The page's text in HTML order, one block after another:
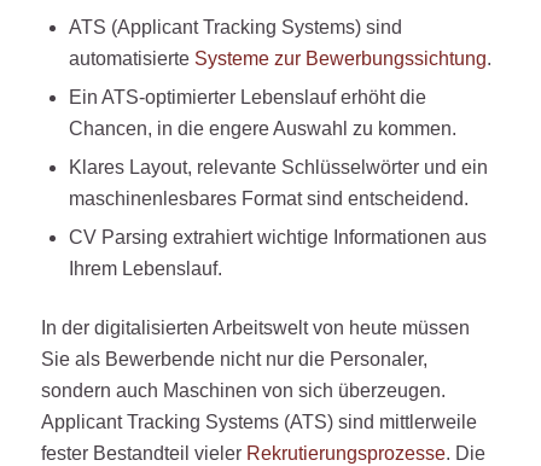
ATS (Applicant Tracking Systems) sind
automatisierte Systeme zur Bewerbungssichtung.
Ein ATS-optimierter Lebenslauf erhöht die
Chancen, in die engere Auswahl zu kommen.
Klares Layout, relevante Schlüsselwörter und ein
maschinenlesbares Format sind entscheidend.
CV Parsing extrahiert wichtige Informationen aus
Ihrem Lebenslauf.
In der digitalisierten Arbeitswelt von heute müssen
Sie als Bewerbende nicht nur die Personaler,
sondern auch Maschinen von sich überzeugen.
Applicant Tracking Systems (ATS) sind mittlerweile
fester Bestandteil vieler Rekrutierungsprozesse. Die